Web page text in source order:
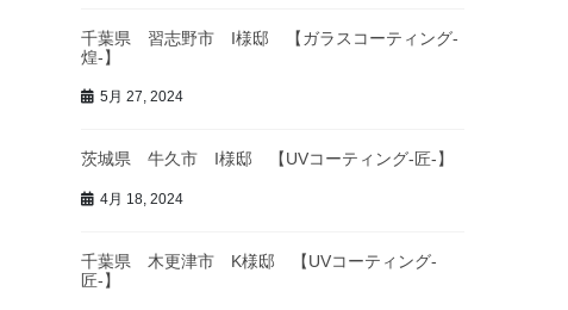
千葉県 習志野市 I様邸 【ガラスコーティング-
煌-】
5月 27, 2024
茨城県 牛久市 I様邸 【UVコーティング-匠-】
4月 18, 2024
千葉県 木更津市 K様邸 【UVコーティング-
匠-】